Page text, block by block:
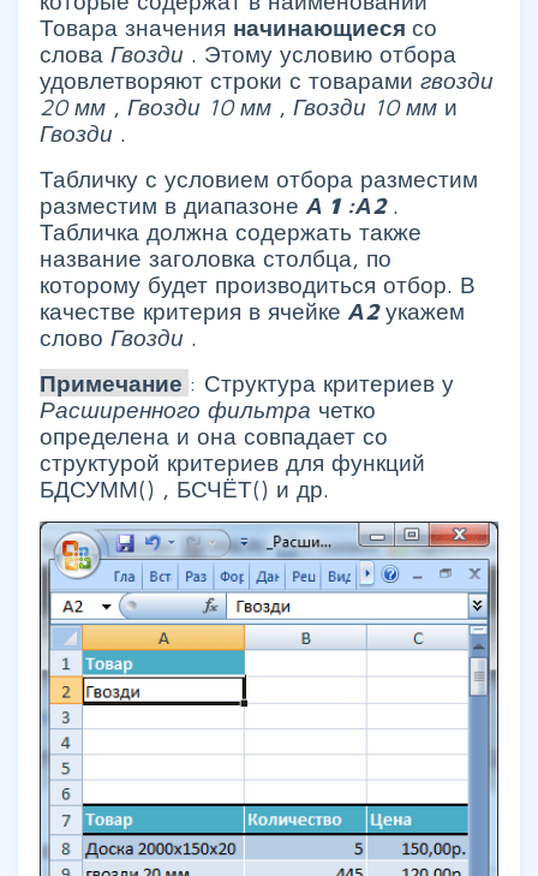
Товара значения начинающиеся со
слова Гвозди . Этому условию отбора
удовлетворяют строки с товарами гвозди
20 мм , Гвозди 10 мм , Гвозди 10 мм и
Гвозди .
Табличку с условием отбора разместим
разместим в диапазоне А 1 :А2 .
Табличка должна содержать также
название заголовка столбца, по
которому будет производиться отбор. В
качестве критерия в ячейке А2укажем
слово Гвозди .
Примечание : Структура критериев у
Расширенного фильтра четко
определена и она совпадает со
структурой критериев для функций
БДСУММ() , БСЧЁТ() и др.